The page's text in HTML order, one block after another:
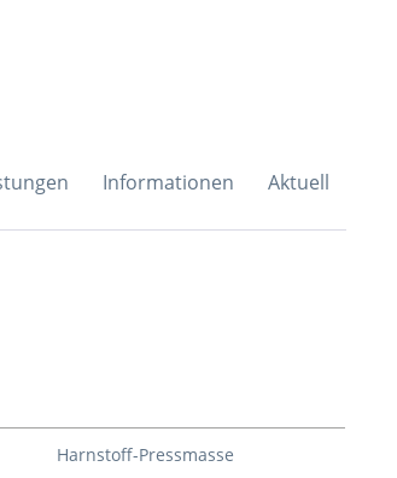
Informationen Aktuell
Harnstoff-Pressmasse